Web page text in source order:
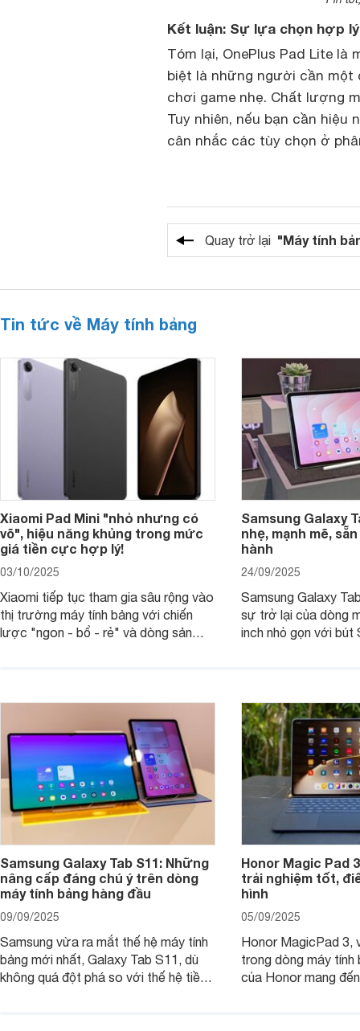
Kết luận: Sự lựa chọn hợp
Tóm lại, OnePlus Pad Lite
biệt là những người cần một
chơi game nhẹ. Chất lượng
Tuy nhiên, nếu bạn cần hiệu
cân nhắc các tùy chọn ở
Quay trở lại "Máy tính
Tin tức về Máy tính bảng
Xiaomi Pad Mini "nhỏ nhưng có
võ", hiệu năng khủng trong mức
giá tiền cực hợp lý!
03/10/2025
Xiaomi tiếp tục tham gia sâu rộng vào
thị trường máy tính bảng với chiến
lược "ngon - bổ - rẻ" và dòng sản
hội tụ những trang bị cao cấp hàng
đầu, tối ưu trải nghiệm của người sử
dụng.
Samsung Galaxy
nhẹ, mạnh mẽ,
hành
24/09/2025
Samsung Galaxy
sự trở lại của dòng
inch nhỏ gọn với bút
thực sự đáng giá?
Samsung Galaxy Tab S11: Những
nâng cấp đáng chú ý trên dòng
máy tính bảng hàng đầu
09/09/2025
Samsung vừa ra mắt thế hệ máy tính
bảng mới nhất, Galaxy Tab S11, dù
không quá đột phá so với thế hệ tiền
Honor Magic Pad
trải nghiệm tốt,
hình
05/09/2025
Honor MagicPad 3,
trong dòng máy tính
của Honor mang